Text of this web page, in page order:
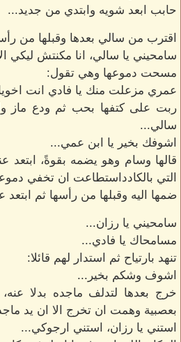
حابب ابعد شويه وابتدي من جديد...
اقترب من سالي بعدها وقبلها من
سامحيني يا سالي، انا مكنتش ليكي
مسحت دموعها وهي تقول:
عمري مزعلت منك يا فادي انت
ربت على كتفها بحب ثم ودع ماز
سالي...
اشوفك بخير يا ابن عمي...
قالها وسام وهو يضمه بقوةً، ابتعد
التي بالكادداستطاعت ان تخفي
ضمها اليه وقبلها من رأسها ثم ابتعد
سامحيني يا رزان...
مسامحاك يا فادي...
تنهد بارتياح ثم استدار لهم قائلا:
اشوف وشكم بخير...
خرج بعدها لتدلف ماجده بدلا
بعصبية وهمت ان تخرج الا ان يد
استني يا رزان، استني ارجوكي...